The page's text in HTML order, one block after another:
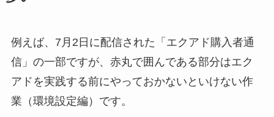
例えば、7月2日に配信された「エクアド購入者通
信」の一部ですが、赤丸で囲んである部分はエク
アドを実践する前にやっておかないといけない作
業（環境設定編）です。